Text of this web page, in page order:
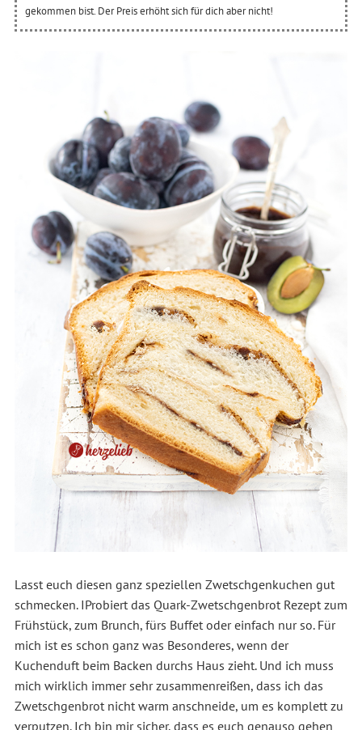
gekommen bist. Der Preis erhöht sich für dich aber nicht!
Lasst euch diesen ganz speziellen Zwetschgenkuchen gut
schmecken. IProbiert das Quark-Zwetschgenbrot Rezept zum
Frühstück, zum Brunch, fürs Buffet oder einfach nur so. Für
mich ist es schon ganz was Besonderes, wenn der
Kuchenduft beim Backen durchs Haus zieht. Und ich muss
mich wirklich immer sehr zusammenreißen, dass ich das
Zwetschgenbrot nicht warm anschneide, um es komplett zu
verputzen. Ich bin mir sicher, dass es euch genauso gehen